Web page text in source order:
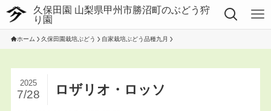
ホーム 久保田園栽培ぶどう 自家栽培ぶどう品種九月
ロザリオ・ロッソ
2025
7/28